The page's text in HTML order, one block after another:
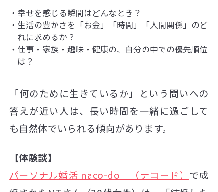
幸せを感じる瞬間はどんなとき？
生活の豊かさを「お金」「時間」「人間関係」のど
れに求めるか？
仕事・家族・趣味・健康の、自分の中での優先順位
は？
「何のために生きているか」という問いへの
答えが近い人は、長い時間を一緒に過ごして
も自然体でいられる傾向があります。
【体験談】
パーソナル婚活 naco-do （ナコード） で成